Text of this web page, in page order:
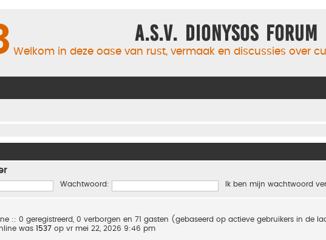
A.S.V. Dionysos Forum
Welkom in deze oase van rust, vermaak en discussies over
Wachtwoord: Ik ben mijn wachtwoord
:: 0 geregistreerd, 0 verborgen en 71 gasten (gebaseerd op actieve gebruikers in de
was 1537 op vr mei 22, 2026 9:46 pm